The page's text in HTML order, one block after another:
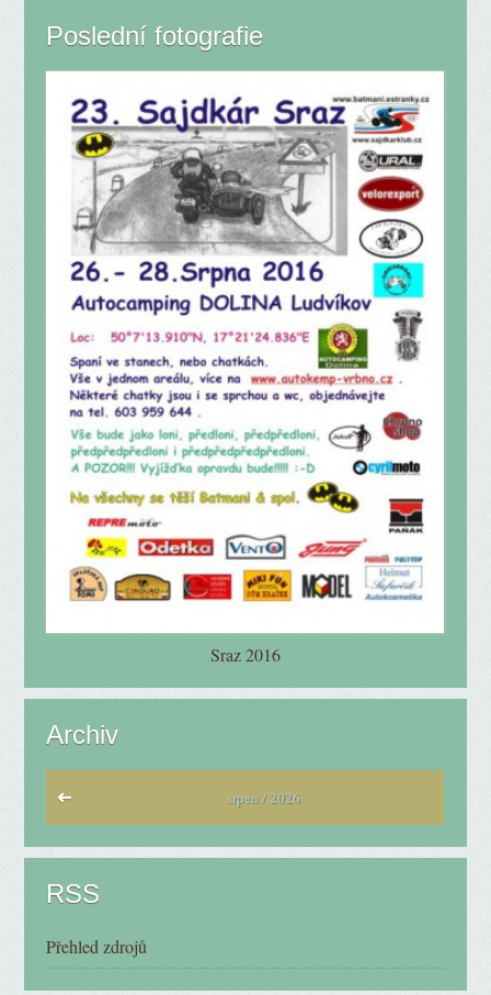
Poslední fotografie
Sraz 2016
Archiv
srpen / 2026
RSS
Přehled zdrojů